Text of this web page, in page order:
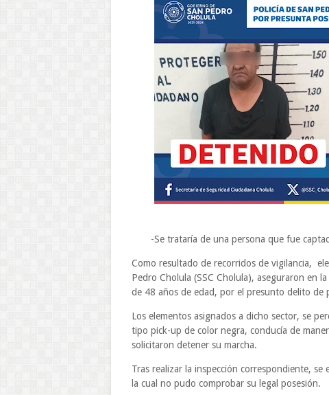
-Se trataría de una persona que fue
Como resultado de recorridos de vigilancia,
Pedro Cholula (SSC Cholula), aseguraron en
de 48 años de edad, por el presunto delito de
Los elementos asignados a dicho sector, se
tipo pick-up de color negra, conducía de
solicitaron detener su marcha.
Tras realizar la inspección correspondiente,
la cual no pudo comprobar su legal posesión.